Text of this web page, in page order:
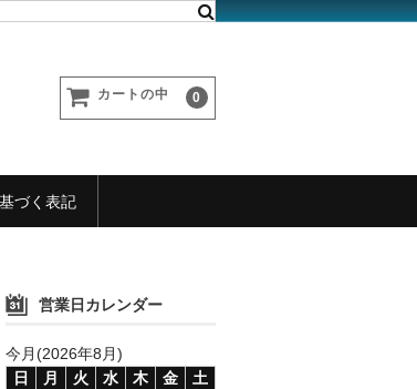
カートの中 0
づく表記
営業日カレンダー
今月(2026年8月)
日
月 火 水 木 金
土